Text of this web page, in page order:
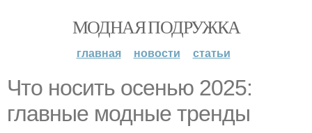
МОДНАЯ ПОДРУЖКА
главная новости статьи
Что носить осенью 2025:
главные модные тренды